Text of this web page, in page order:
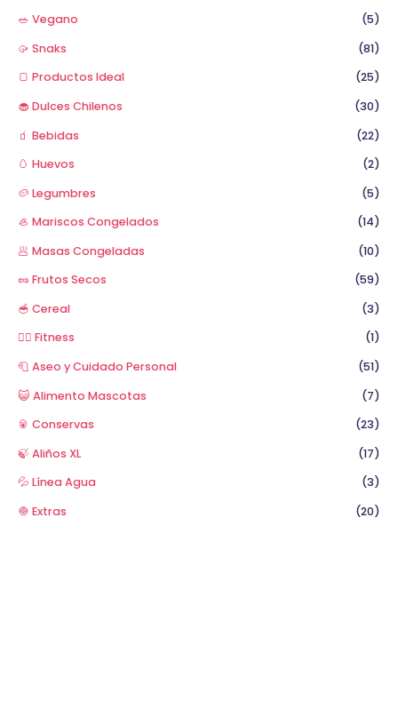
🥗 Vegano
(5)
🥠 Snaks
(81)
🍞 Productos Ideal
(25)
🧁 Dulces Chilenos
(30)
🧃 Bebidas
(22)
🥚 Huevos
(2)
🥔 Legumbres
(5)
🦪 Mariscos Congelados
(14)
🥟 Masas Congeladas
(10)
🥜 Frutos Secos
(59)
🥣 Cereal
(3)
🏋️‍♂️ Fitness
(1)
🧻 Aseo y Cuidado Personal
(51)
😺 Alimento Mascotas
(7)
🥫 Conservas
(23)
🍃 Aliños XL
(17)
💦 Línea Agua
(3)
🧅 Extras
(20)